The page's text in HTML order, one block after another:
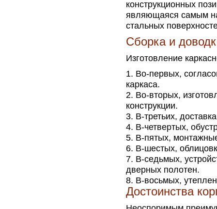
конструкционных
являющаяся самым
стальных
Сборка и
Изготовление
Во-первых,
каркаса.
Во-вторых,
конструкции.
В-третьих,
В-четвертых,
В-пятых,
В-шестых,
В-седьмых,
дверных полотен.
В-восьмых,
Достоинства